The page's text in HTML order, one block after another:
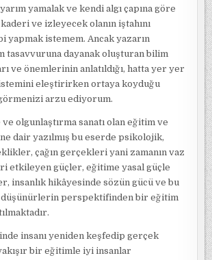
yamalak ve kendi algı çapına göre
ve izleyecek olanın iştahını
yapmak istemem. Ancak yazarın
tasavvuruna dayanak oluşturan bilim
ve önemlerinin anlatıldığı, hatta yer yer
eleştirirken ortaya koyduğu
arzu ediyorum.
olgunlaştırma sanatı olan eğitim ve
dair yazılmış bu eserde psikolojik,
çağın gerçekleri yani zamanın vaz
etkileyen güçler, eğitime yasal güçle
insanlık hikâyesinde sözün gücü ve bu
perspektifinden bir eğitim
insanı yeniden keşfedip gerçek
bir eğitimle iyi insanlar